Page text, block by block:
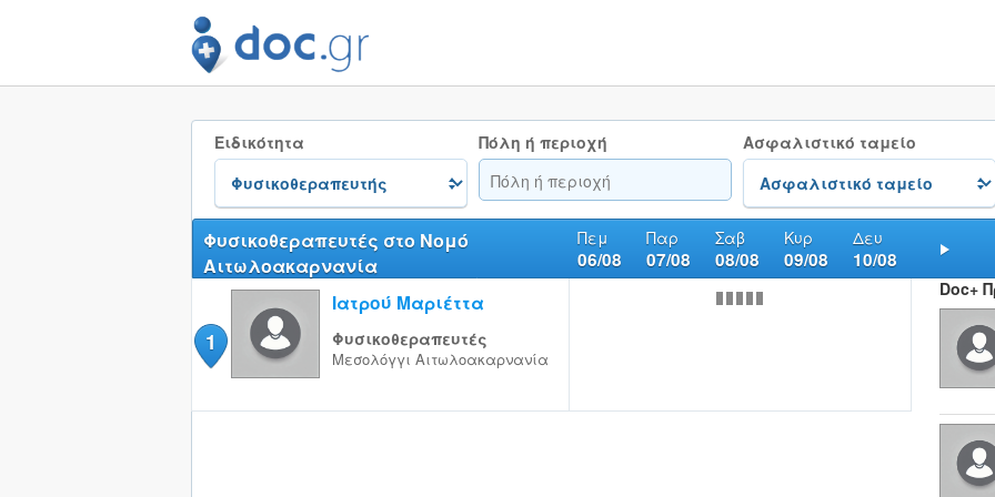
Ειδικότητα Πόλη ή περιοχή Ασφαλιστικό ταμείο
Πεμ
06/08
Παρ
07/08
Σαβ
08/08
Κυρ
09/08
Δευ
10/08
Φυσικοθεραπευτές στο Νομό
Αιτωλοακαρνανία
1
Ιατρού Μαριέττα
Φυσικοθεραπευτές
Μεσολόγγι Αιτωλοακαρνανία
Doc+